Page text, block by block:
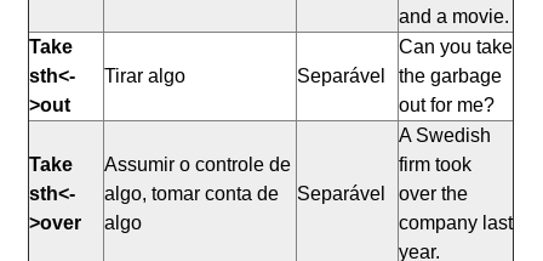
and a movie.
Take
sth<-
>out
Tirar algo Separável
Can you take
the garbage
out for me?
Take
sth<-
>over
Assumir o controle de
algo, tomar conta de
algo
Separável
A Swedish
firm took
over the
company last
year.